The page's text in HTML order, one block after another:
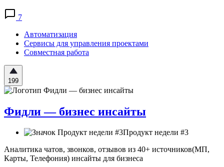
7
Автоматизация
Сервисы для управления проектами
Совместная работа
199
Фидли — бизнес инсайты
Продукт недели #3
Аналитика чатов, звонков, отзывов из 40+ источников(МП,
Карты, Телефония) инсайты для бизнеса